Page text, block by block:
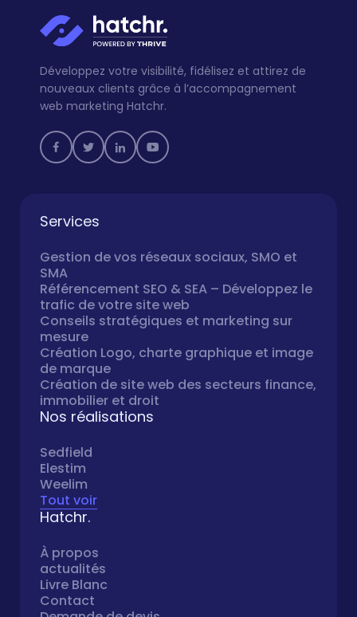
Développez votre visibilité, fidélisez et attirez de
nouveaux clients grâce à l’accompagnement
web marketing Hatchr.
Services
Gestion de vos réseaux sociaux, SMO et
SMA
Référencement SEO & SEA – Développez le
trafic de votre site web
Conseils stratégiques et marketing sur
mesure
Création Logo, charte graphique et image
de marque
Création de site web des secteurs finance,
immobilier et droit
Nos réalisations
Sedfield
Elestim
Weelim
Tout voir
Hatchr.
À propos
actualités
Livre Blanc
Contact